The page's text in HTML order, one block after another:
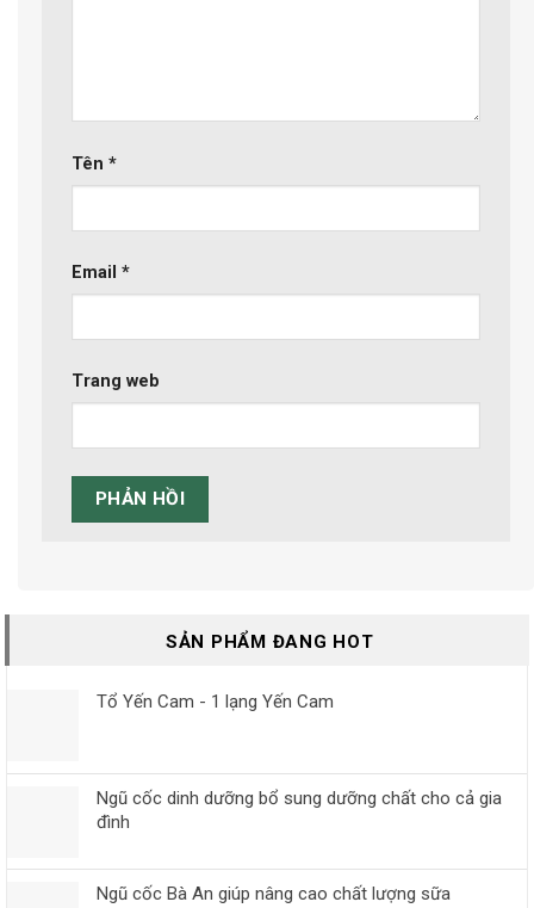
Tên *
Email *
Trang web
SẢN PHẨM ĐANG HOT
Tổ Yến Cam - 1 lạng Yến Cam
Ngũ cốc dinh dưỡng bổ sung dưỡng chất cho cả gia
đình
Ngũ cốc Bà An giúp nâng cao chất lượng sữa